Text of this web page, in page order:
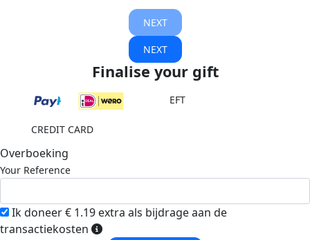
NEXT
NEXT
Finalise your gift
EFT
CREDIT CARD
Overboeking
Your Reference
Ik doneer € 1.19 extra als bijdrage aan de
transactiekosten